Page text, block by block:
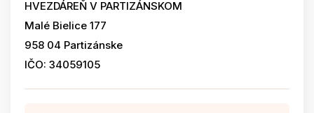
HVEZDÁREŇ V PARTIZÁNSKOM
Malé Bielice 177
958 04 Partizánske
IČO: 34059105